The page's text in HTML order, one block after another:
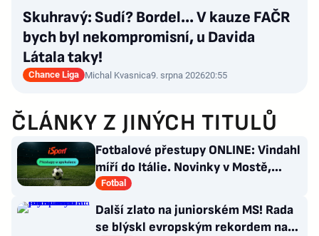
Skuhravý: Sudí? Bordel... V kauze FAČR
bych byl nekompromisní, u Davida
Látala taky!
Chance Liga Michal Kvasnica9. srpna 202620:55
ČLÁNKY Z JINÝCH TITULŮ
Fotbalové přestupy ONLINE: Vindahl
míří do Itálie. Novinky v Mostě,
posila pro PSG
Fotbal
Další zlato na juniorském MS! Rada
se blýskl evropským rekordem na